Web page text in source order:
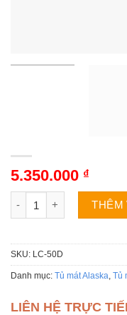
5.350.000 ₫
Tủ mát Alaska LC-50D
THÊM
SKU: LC-50D
Danh mục: Tủ mát Alaska Tủ
LIÊN HỆ TRỰC